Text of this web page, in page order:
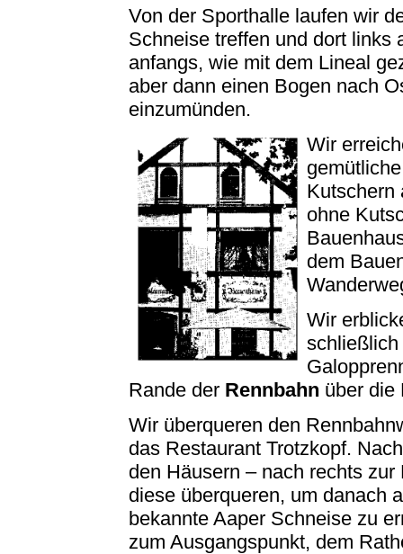
Von der Sporthalle laufen wir
Schneise treffen und dort links
anfangs, wie mit dem Lineal
aber dann einen Bogen nach
einzumünden.
Wir
Kutschern
ohne
dem
Wir
Rande der Rennbahn über die
Wir überqueren den
das Restaurant Trotzkopf.
den Häusern – nach rechts
diese überqueren, um danach
bekannte Aaper Schneise zu
zum Ausgangspunkt, dem